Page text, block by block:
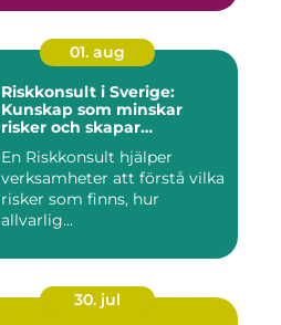
01. aug
Riskkonsult i Sverige:
Kunskap som minskar
risker och skapar
En Riskkonsult hjälper
verksamheter att förstå vilka
risker som finns, hur
allvarlig...
30. jul